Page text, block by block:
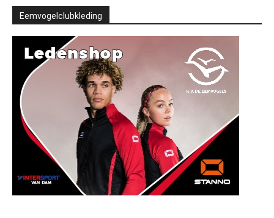
Eemvogelclubkleding